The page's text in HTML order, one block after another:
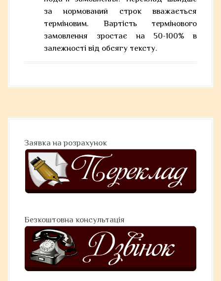
за нормований строк вважається
терміновим. Вартість термінового
замовлення зростає на 50-100% в
залежності від обсягу тексту.
Заявка на розрахунок
Безкоштовна консультація